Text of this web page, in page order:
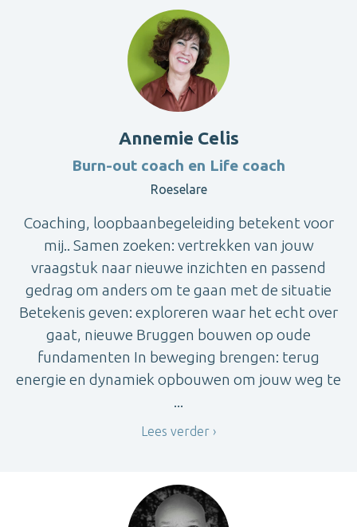
Annemie Celis
Burn-out coach en Life coach
Roeselare
Coaching, loopbaanbegeleiding betekent voor
mij.. Samen zoeken: vertrekken van jouw
vraagstuk naar nieuwe inzichten en passend
gedrag om anders om te gaan met de situatie
Betekenis geven: exploreren waar het echt over
gaat, nieuwe Bruggen bouwen op oude
fundamenten In beweging brengen: terug
energie en dynamiek opbouwen om jouw weg te
...
Lees verder